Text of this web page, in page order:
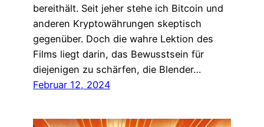
bereithält. Seit jeher stehe ich Bitcoin und
anderen Kryptowährungen skeptisch
gegenüber. Doch die wahre Lektion des
Films liegt darin, das Bewusstsein für
diejenigen zu schärfen, die Blender…
Februar 12, 2024